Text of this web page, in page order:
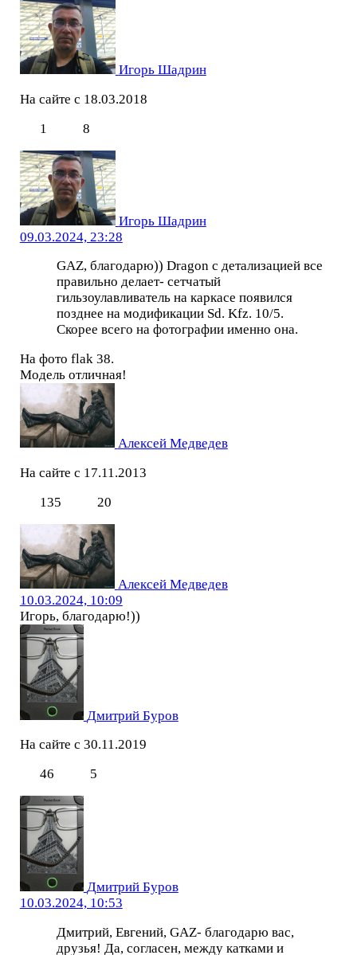
Игорь Шадрин
На сайте с 18.03.2018
1
8
Игорь Шадрин
09.03.2024, 23:28
GAZ, благодарю)) Dragon с детализацией все
правильно делает- сетчатый
гильзоулавливатель на каркасе появился
позднее на модификации Sd. Kfz. 10/5.
Скорее всего на фотографии именно она.
На фото flak 38.
Модель отличная!
Алексей Медведев
На сайте с 17.11.2013
135
20
Алексей Медведев
10.03.2024, 10:09
Игорь, благодарю!))
Дмитрий Буров
На сайте с 30.11.2019
46
5
Дмитрий Буров
10.03.2024, 10:53
Дмитрий, Евгений, GAZ- благодарю вас,
друзья! Да, согласен, между катками и